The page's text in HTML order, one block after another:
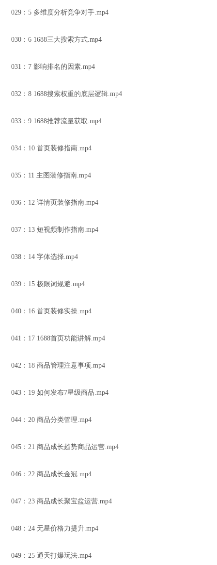
029：5 多维度分析竞争对手.mp4
030：6 1688三大搜索方式.mp4
031：7 影响排名的因素.mp4
032：8 1688搜索权重的底层逻辑.mp4
033：9 1688推荐流量获取.mp4
034：10 首页装修指南.mp4
035：11 主图装修指南.mp4
036：12 详情页装修指南.mp4
037：13 短视频制作指南.mp4
038：14 字体选择.mp4
039：15 极限词规避.mp4
040：16 首页装修实操.mp4
041：17 1688首页功能讲解.mp4
042：18 商品管理注意事项.mp4
043：19 如何发布7星级商品.mp4
044：20 商品分类管理.mp4
045：21 商品成长趋势商品运营.mp4
046：22 商品成长金冠.mp4
047：23 商品成长聚宝盆运营.mp4
048：24 无星价格力提升.mp4
049：25 通天打爆玩法.mp4